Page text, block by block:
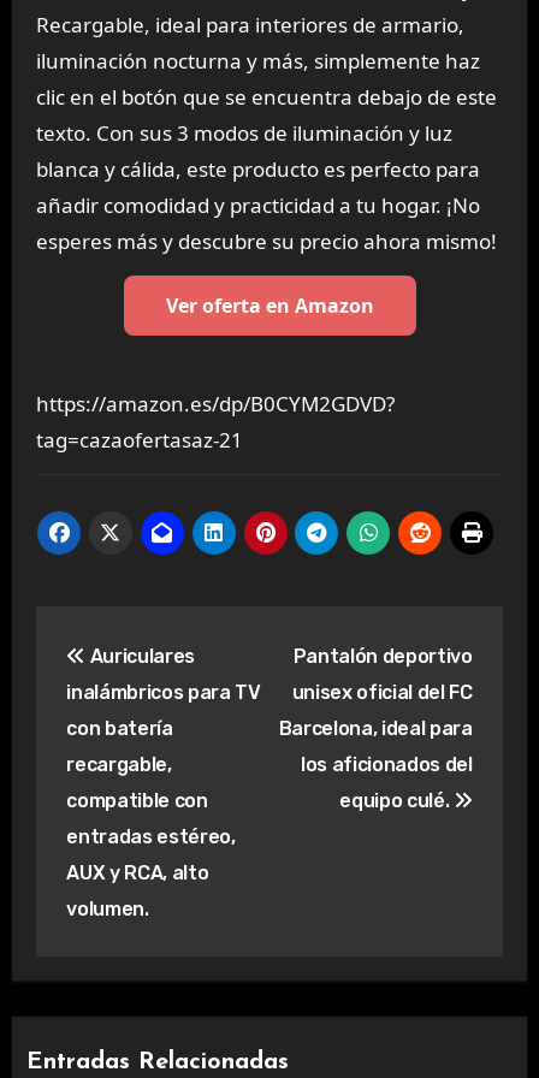
Recargable, ideal para interiores de armario,
iluminación nocturna y más, simplemente haz
clic en el botón que se encuentra debajo de este
texto. Con sus 3 modos de iluminación y luz
blanca y cálida, este producto es perfecto para
añadir comodidad y practicidad a tu hogar. ¡No
esperes más y descubre su precio ahora mismo!
Ver oferta en Amazon
https://amazon.es/dp/B0CYM2GDVD?
tag=cazaofertasaz-21
de
entradas
Auriculares
inalámbricos para TV
con batería
recargable,
compatible con
entradas estéreo,
AUX y RCA, alto
volumen.
Pantalón deportivo
unisex oficial del FC
Barcelona, ideal para
los aficionados del
equipo culé.
Entradas Relacionadas